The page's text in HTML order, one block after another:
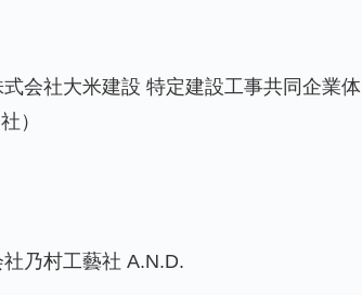
会社大米建設 特定建設工事共同企業体
）
乃村工藝社 A.N.D.